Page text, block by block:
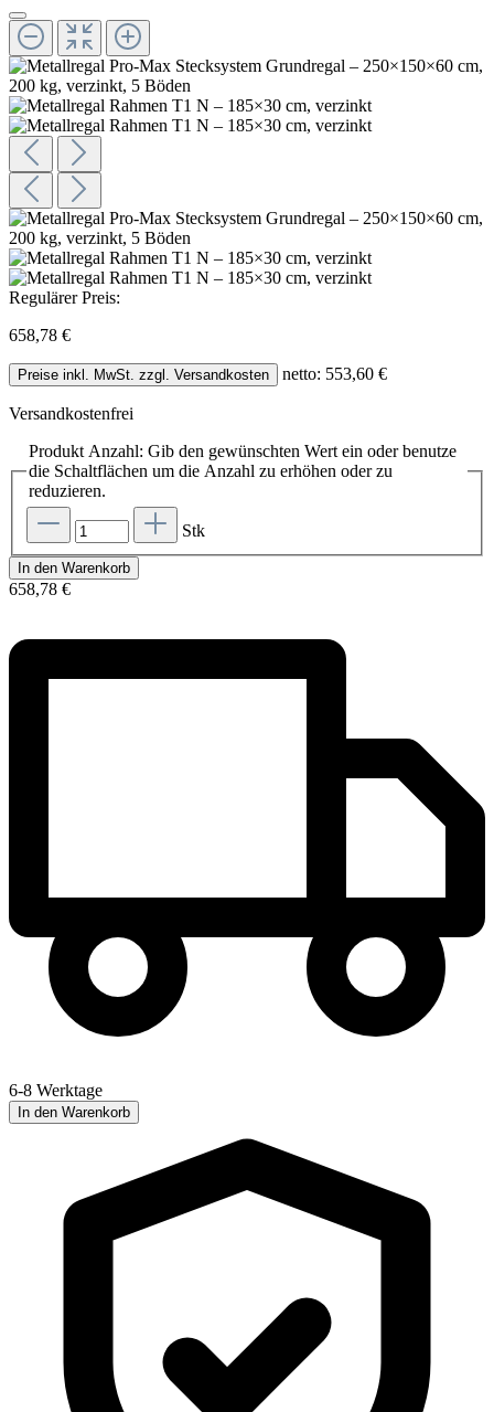
Regulärer Preis:
658,78 €
Preise inkl. MwSt. zzgl. Versandkosten netto: 553,60 €
Versandkostenfrei
Produkt Anzahl: Gib den gewünschten Wert ein oder benutze
die Schaltflächen um die Anzahl zu erhöhen oder zu
reduzieren.
Stk
In den Warenkorb
658,78 €
6-8 Werktage
In den Warenkorb